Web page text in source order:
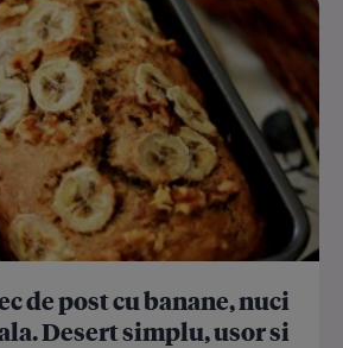
de post cu banane, nuci
Desert simplu, usor si